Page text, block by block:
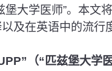
堡大学医师”。本文
及在英语中的流行
（“匹兹堡大学